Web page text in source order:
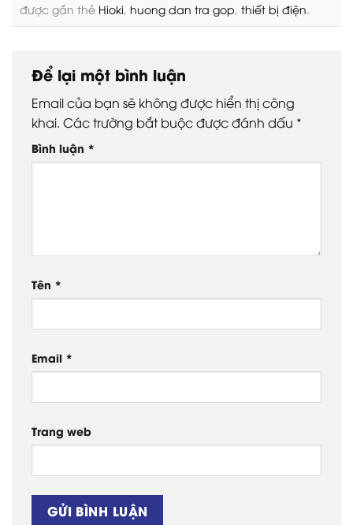
được gắn thẻ Hioki, huong dan tra gop, thiết bị điện.
Để lại một bình luận
Email của bạn sẽ không được hiển thị công
khai. Các trường bắt buộc được đánh dấu *
Bình luận *
Tên *
Email *
Trang web